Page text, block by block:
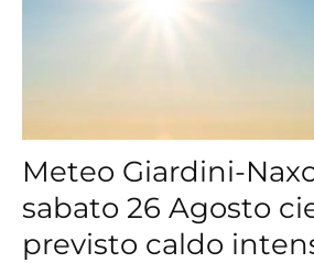
Meteo Giardini-
sabato 26 Agosto
previsto caldo